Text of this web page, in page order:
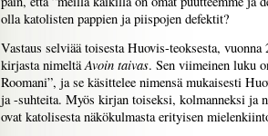
olla katolisten pappien ja piispojen defektit?
Vastaus selviää toisesta Huovis-teoksesta,
kirjasta nimeltäAvoin taivas. Sen viimeinen luku
Roomani”, ja se käsittelee nimensä mukaisesti
ja -suhteita. Myös kirjan toiseksi, kolmanneksi ja
ovat katolisesta näkökulmasta erityisen